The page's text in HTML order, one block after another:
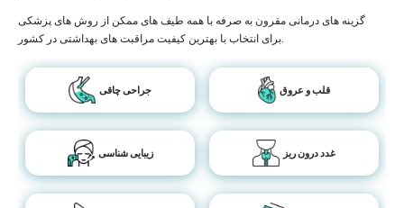
گزینه های درمانی مقرون به صرفه با همه طیف های ممکن از روش های پزشکی
برای انتخاب با بهترین کیفیت مراقبت های بهداشتی در کشور.
جراحی چاقی قلب و عروق
زیبایی شناسی غدد درون ریز